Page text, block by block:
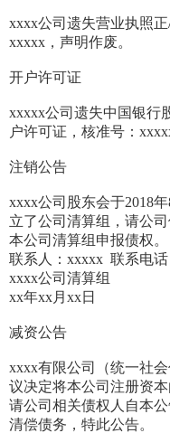
xxxx公司遗失营业执照
xxxxx，声明作废。
开户许可证
xxxxx公司遗失中国银行
户许可证，核准号：
注销公告
xxxx公司股东会于2018
立了公司清算组，请公
本公司清算组申报债权。
联系人：xxxxx 联系电
xxxx公司清算组
xx年xx月xx日
减资公告
xxxx有限公司（统一社
议决定将本公司注册资本
请公司相关债权人自本
清偿债务，特此公告。